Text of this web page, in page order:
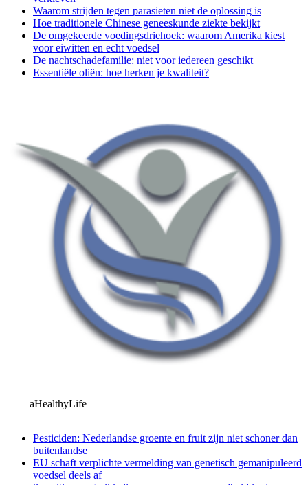
Waarom strijden tegen parasieten niet de oplossing is
Hoe traditionele Chinese geneeskunde ziekte bekijkt
De omgekeerde voedingsdriehoek: waarom Amerika kiest
voor eiwitten en echt voedsel
De nachtschadefamilie: niet voor iedereen geschikt
Essentiële oliën: hoe herken je kwaliteit?
aHealthyLife
Pesticiden: Nederlandse groente en fruit zijn niet schoner dan
buitenlandse
EU schaft verplichte vermelding van genetisch gemanipuleerd
voedsel deels af